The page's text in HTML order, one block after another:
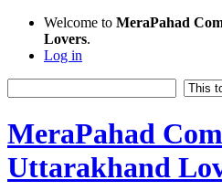
Welcome to MeraPahad
Lovers.
Log in
MeraPahad
Uttarakhand